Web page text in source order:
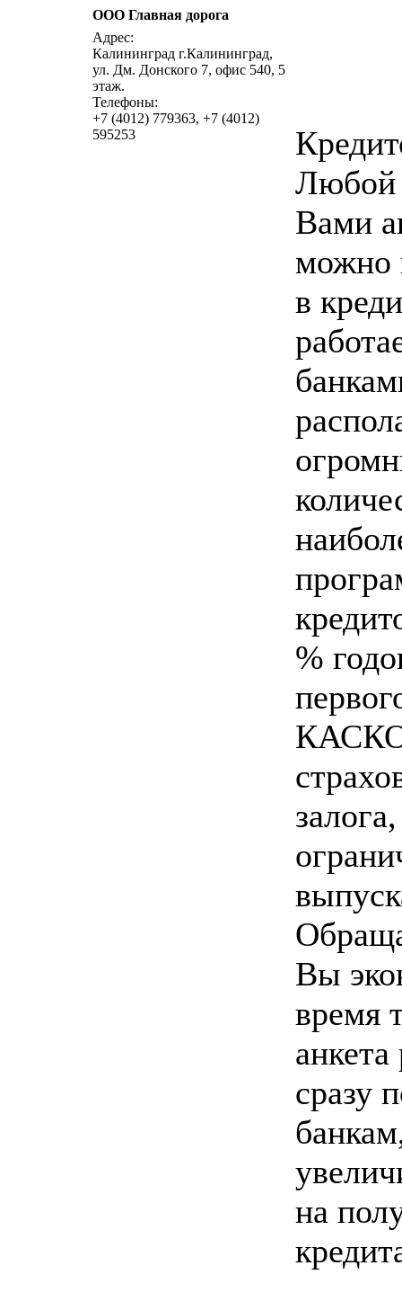
OOO Главная дорога
Адрес:
Калининград г.Калининград,
ул. Дм. Донского 7, офис 540, 5
этаж.
Телефоны:
+7 (4012) 779363, +7 (4012)
595253
Любой
Вами
можно
в
%
Вы
время
анкета
сразу
на